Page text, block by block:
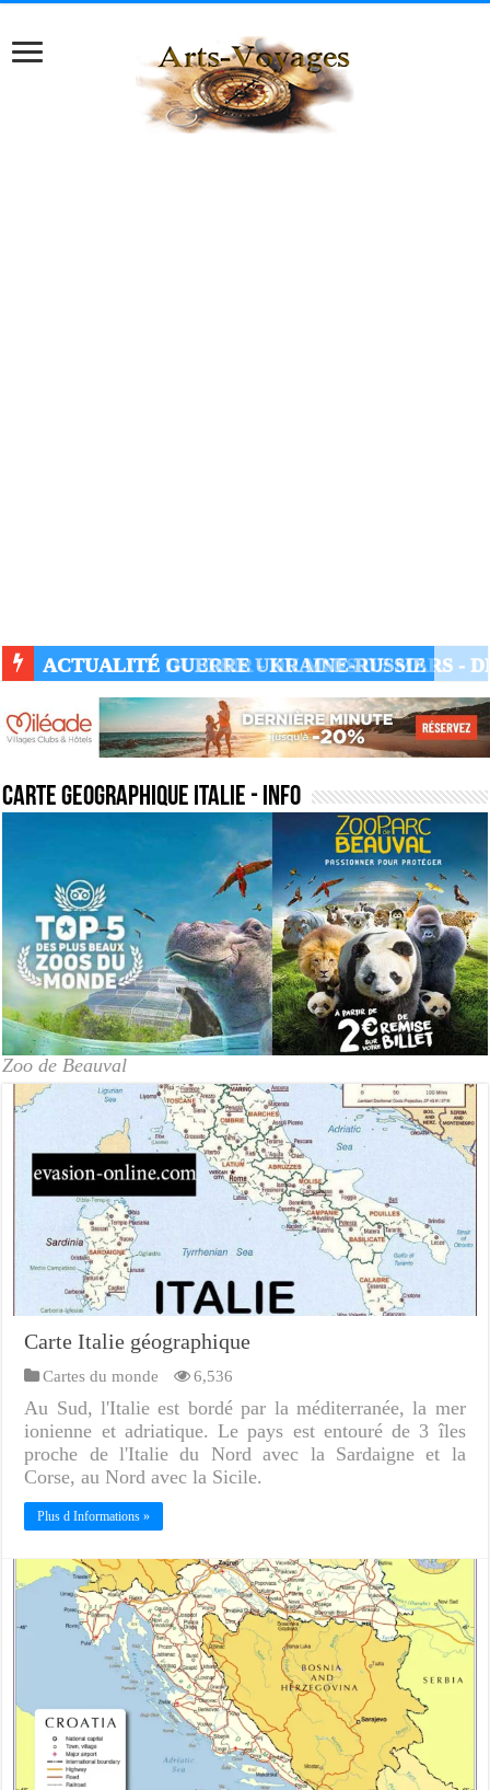
ACTUALITÉ GUERRE UKRAINE-RUSSIE
carte geographique italie - Info
Zoo de Beauval
Carte Italie géographique
Cartes du monde 6,536
Au Sud, l'Italie est bordé par la méditerranée, la mer
ionienne et adriatique. Le pays est entouré de 3 îles
proche de l'Italie du Nord avec la Sardaigne et la
Corse, au Nord avec la Sicile.
Plus d Informations »